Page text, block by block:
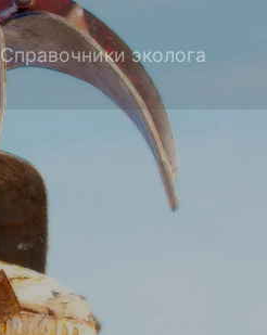
Справочники эколога